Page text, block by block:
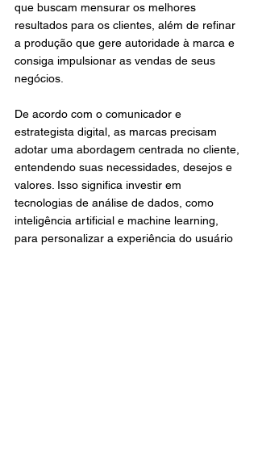
que buscam mensurar os melhores
resultados para os clientes, além de refinar
a produção que gere autoridade à marca e
consiga impulsionar as vendas de seus
negócios.
De acordo com o comunicador e
estrategista digital, as marcas precisam
adotar uma abordagem centrada no cliente,
entendendo suas necessidades, desejos e
valores. Isso significa investir em
tecnologias de análise de dados, como
inteligência artificial e machine learning,
para personalizar a experiência do usuário